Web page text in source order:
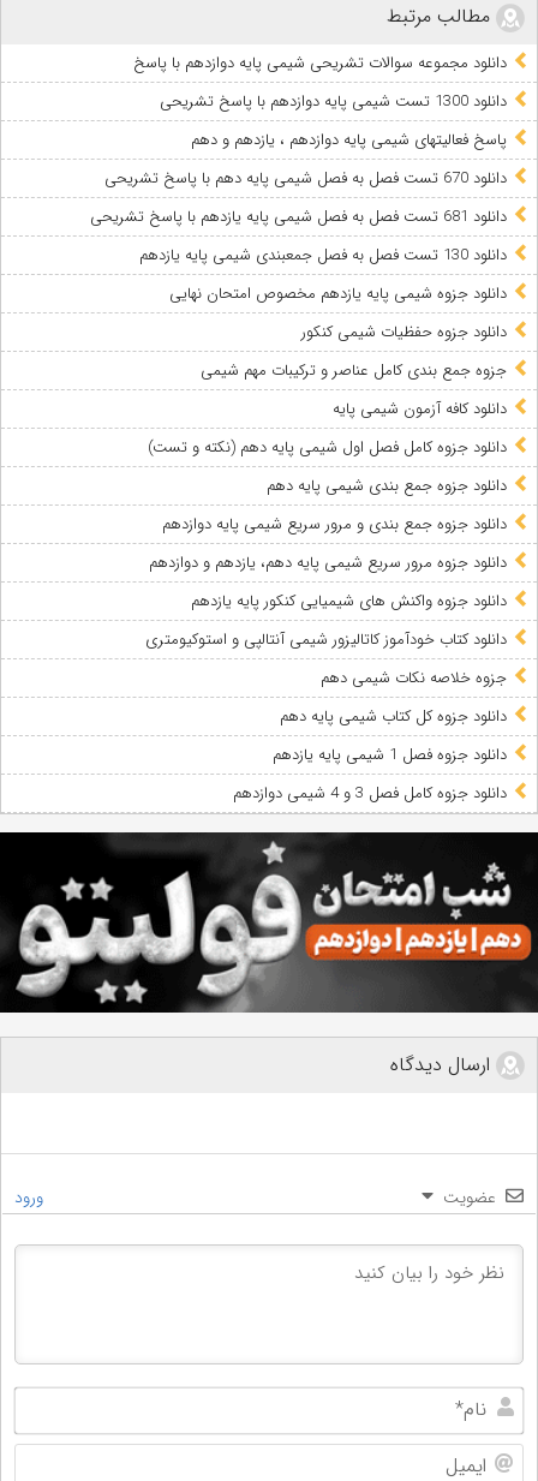
مطالب مرتبط
دانلود مجموعه سوالات تشریحی شیمی پایه دوازدهم با پاسخ
دانلود 1300 تست شیمی پایه دوازدهم با پاسخ تشریحی
پاسخ فعالیتهای شیمی پایه دوازدهم ، یازدهم و دهم
دانلود 670 تست فصل به فصل شیمی پایه دهم با پاسخ تشریحی
دانلود 681 تست فصل به فصل شیمی پایه یازدهم با پاسخ تشریحی
دانلود 130 تست فصل به فصل جمعبندی شیمی پایه یازدهم
دانلود جزوه شیمی پایه یازدهم مخصوص امتحان نهایی
دانلود جزوه حفظیات شیمی کنکور
جزوه جمع بندی کامل عناصر و ترکیبات مهم شیمی
دانلود کافه آزمون شیمی پایه
دانلود جزوه کامل فصل اول شیمی پایه دهم (نکته و تست)
دانلود جزوه جمع بندی شیمی پایه دهم
دانلود جزوه جمع بندی و مرور سریع شیمی پایه دوازدهم
دانلود جزوه مرور سریع شیمی پایه دهم، یازدهم و دوازدهم
دانلود جزوه واکنش های شیمیایی کنکور پایه یازدهم
دانلود کتاب خودآموز کاتالیزور شیمی آنتالپی و استوکیومتری
جزوه خلاصه نکات شیمی دهم
دانلود جزوه کل کتاب شیمی پایه دهم
دانلود جزوه فصل 1 شیمی پایه یازدهم
دانلود جزوه کامل فصل 3 و 4 شیمی دوازدهم
ارسال دیدگاه
عضویت ورود